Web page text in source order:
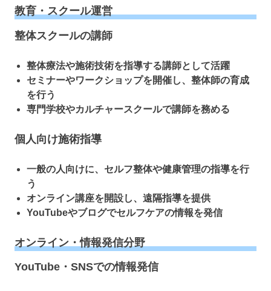
教育・スクール運営
整体スクールの講師
整体療法や施術技術を指導する講師として活躍
セミナーやワークショップを開催し、整体師の育成
を行う
専門学校やカルチャースクールで講師を務める
個人向け施術指導
一般の人向けに、セルフ整体や健康管理の指導を行
う
オンライン講座を開設し、遠隔指導を提供
YouTubeやブログでセルフケアの情報を発信
オンライン・情報発信分野
YouTube・SNSでの情報発信